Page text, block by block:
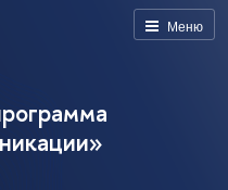
Меню